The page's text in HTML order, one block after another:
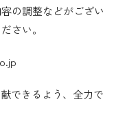
の調整などがござい
さい。
できるよう、全力で